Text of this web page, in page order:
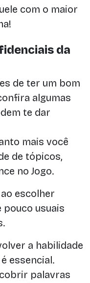
com o maior
da
de ter um bom
algumas
te dar
mais você
de tópicos,
no Jogo.
escolher
pouco usuais
a habilidade
essencial.
palavras